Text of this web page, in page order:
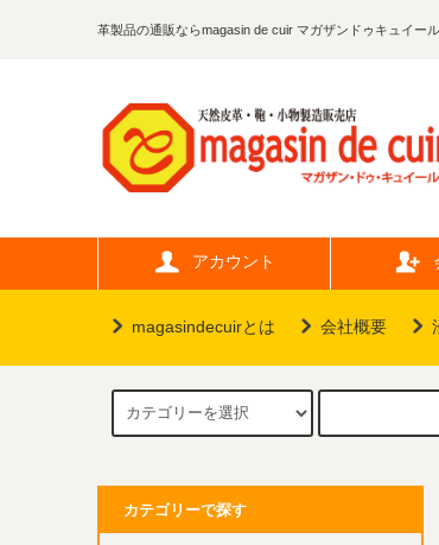
革製品の通販ならmagasin de cuir マガザンドゥキュイール
アカウント
magasindecuirとは 会社概要
カテゴリーで探す